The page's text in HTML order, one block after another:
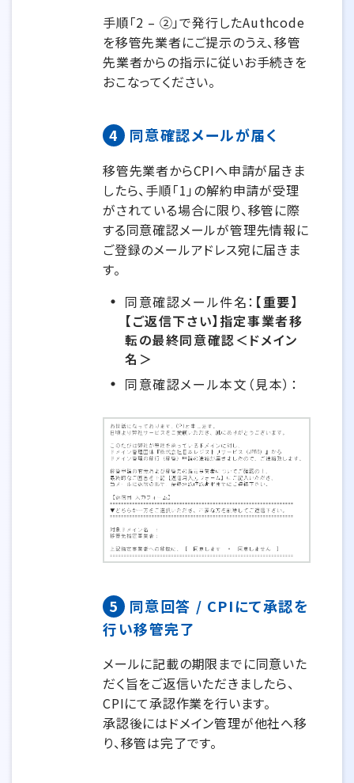
手順「2 – ②」で発行したAuthcode
を移管先業者にご提示のうえ、移管
先業者からの指示に従いお手続きを
おこなってください。
4 同意確認メールが届く
移管先業者からCPIへ申請が届きま
したら、手順「1」の解約申請が受理
がされている場合に限り、移管に際
する同意確認メールが管理先情報に
ご登録のメールアドレス宛に届きま
す。
同意確認メール件名： 【重要】
【ご返信下さい】指定事業者移
転の最終同意確認＜ドメイン
名＞
同意確認メール本文（見本）：
5
同意回答 / CPIにて承認を
行い移管完了
メールに記載の期限までに同意いた
だく旨をご返信いただきましたら、
CPIにて承認作業を行います。
承認後にはドメイン管理が他社へ移
り、移管は完了です。